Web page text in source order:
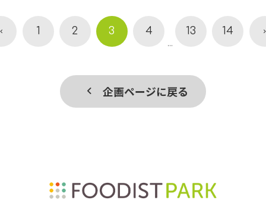
1 2 3 4
...
13 14
企画ページに戻る